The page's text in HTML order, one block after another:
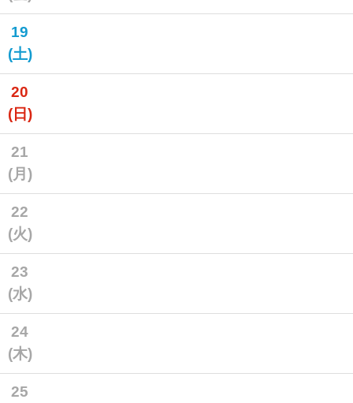
19
(土)
20
(日)
21
(月)
22
(火)
23
(水)
24
(木)
25